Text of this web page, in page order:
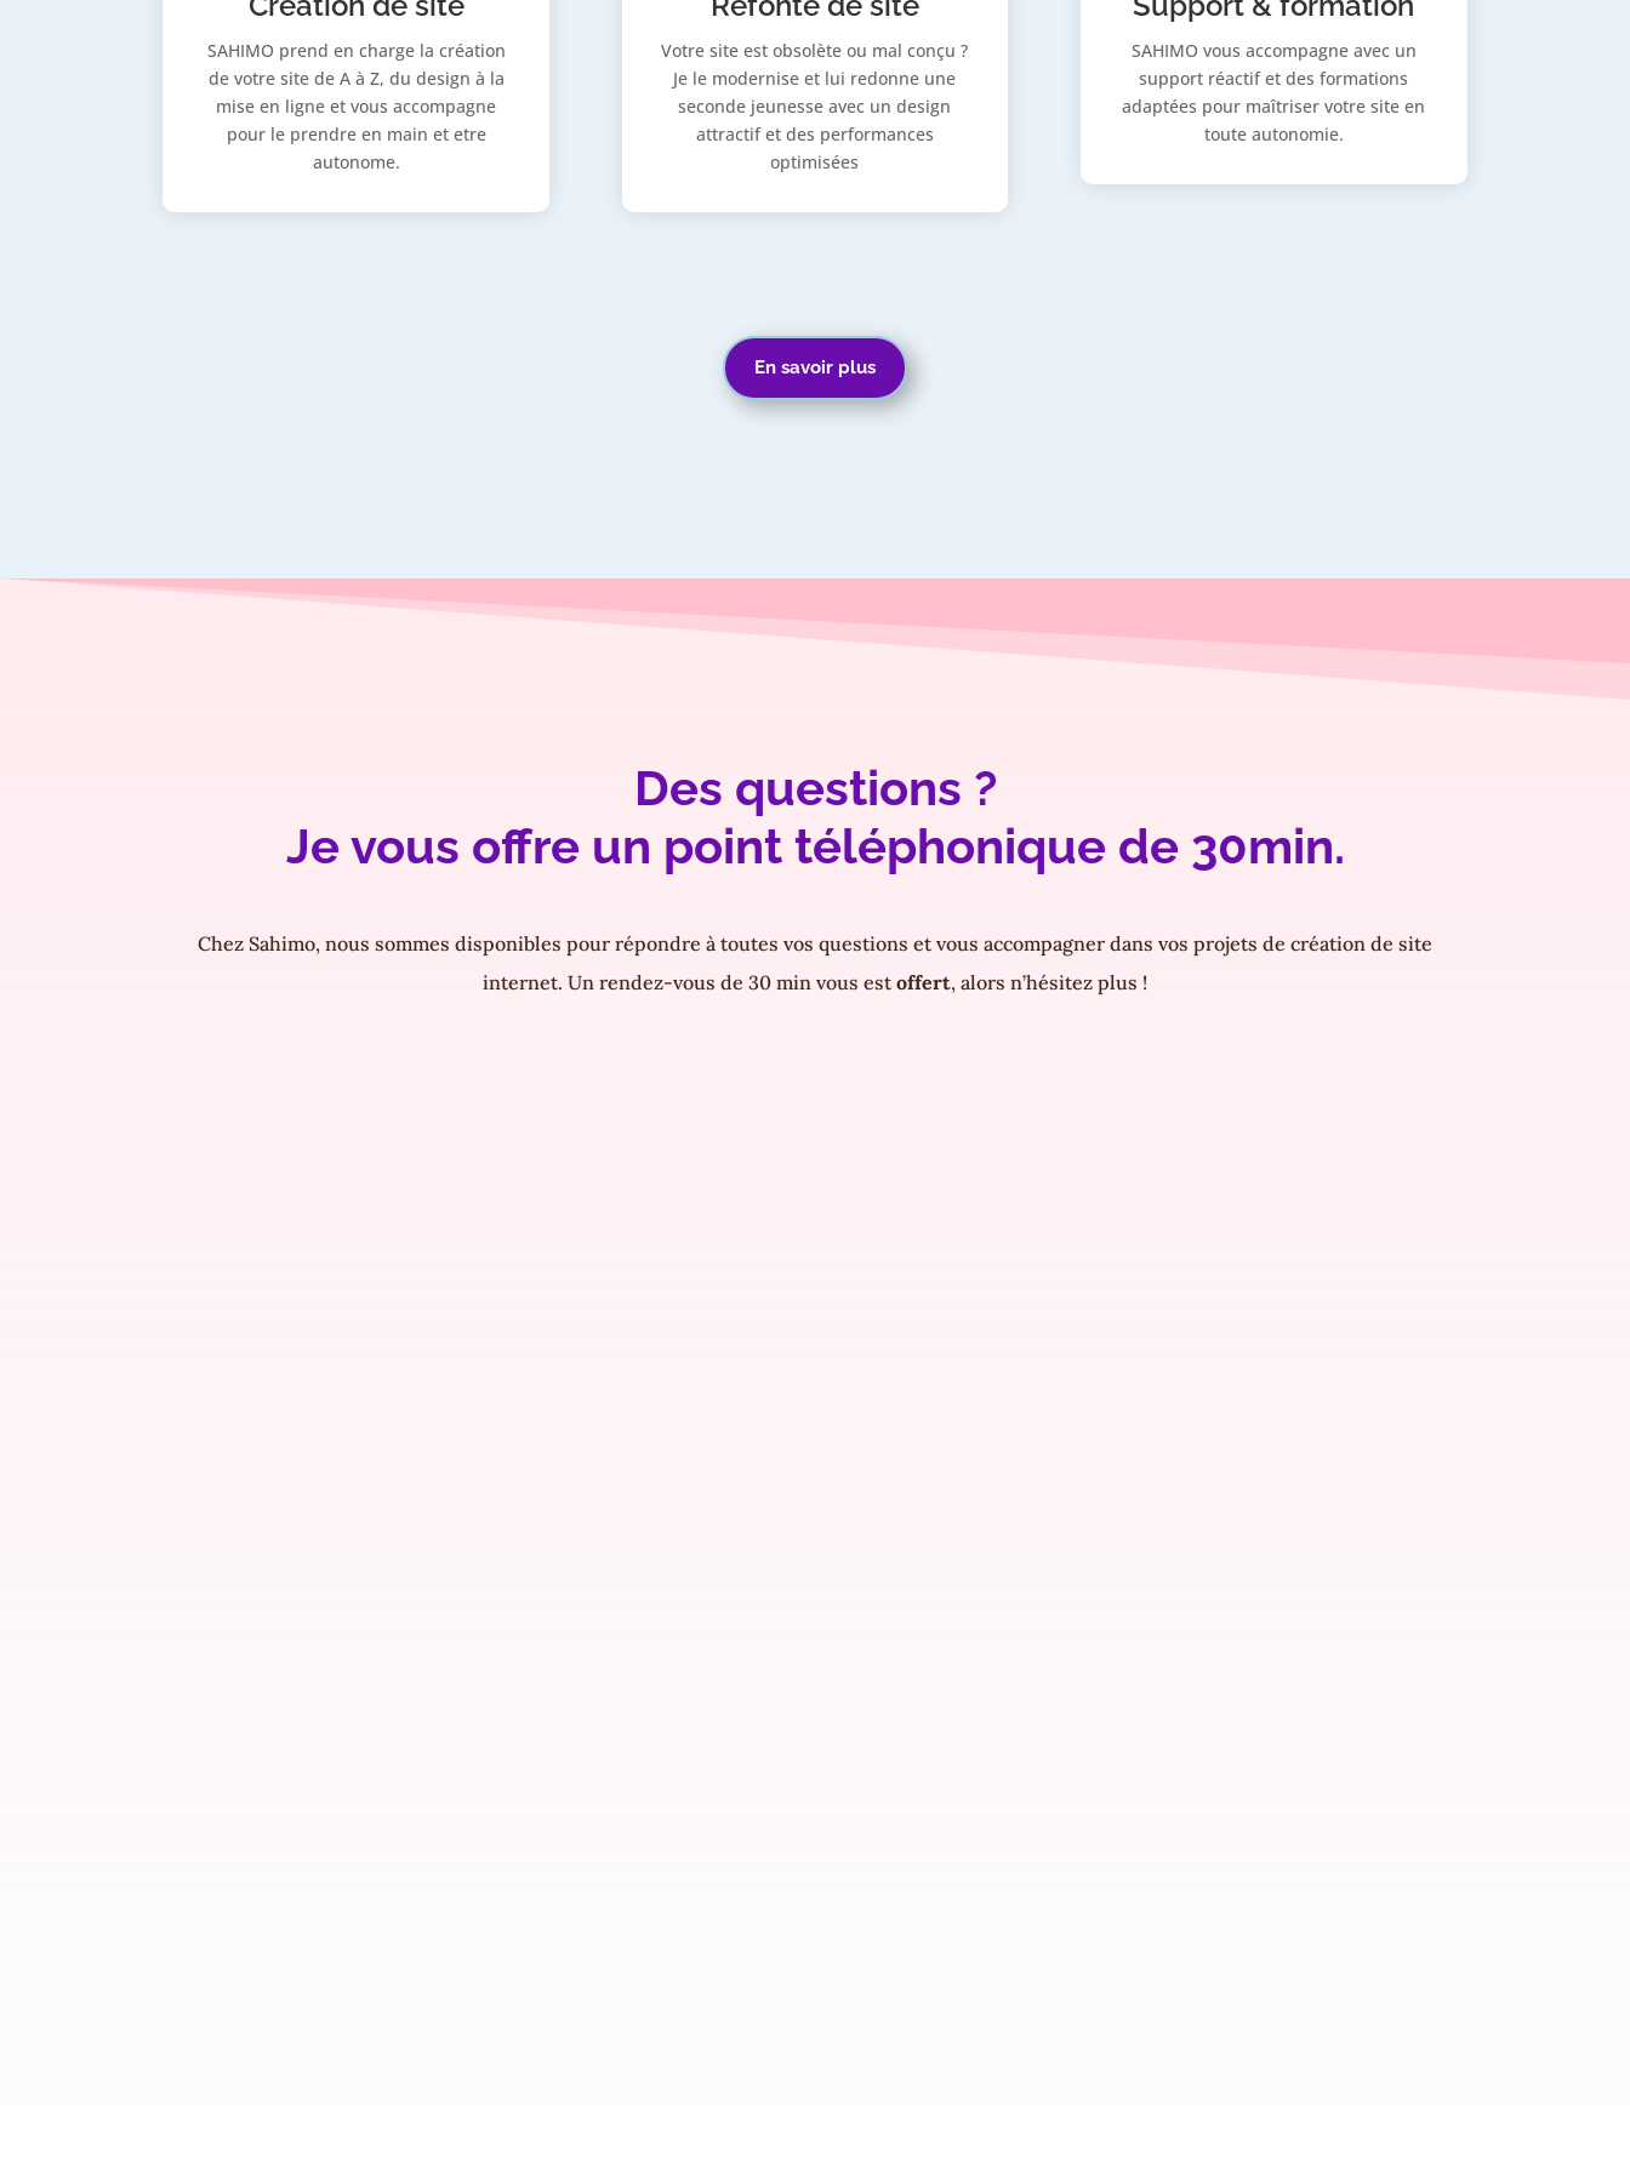
SAHIMO prend en charge la création
de votre site de A à Z, du design à la
mise en ligne et vous accompagne
pour le prendre en main et etre
autonome.
Votre site est obsolète ou mal conçu ?
Je le modernise et lui redonne une
seconde jeunesse avec un design
attractif et des performances
optimisées
SAHIMO vous accompagne avec un
support réactif et des formations
adaptées pour maîtriser votre site en
toute autonomie.
En savoir plus
Des questions ?
Je vous offre un point téléphonique de 30min.
Chez Sahimo, nous sommes disponibles pour répondre à toutes vos questions et vous accompagner dans vos projets de création de site
internet. Un rendez-vous de 30 min vous estoffert, alors n’hésitez plus !